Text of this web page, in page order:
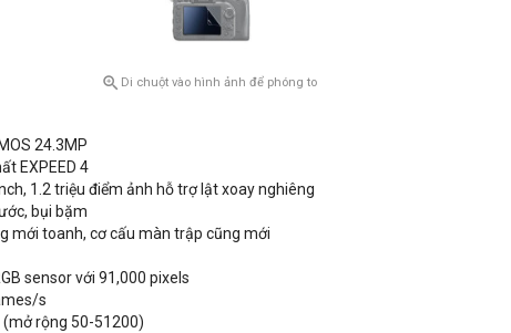
 Di chuột vào hình ảnh để phóng to
24.3MP
EXPEED 4
1.2 triệu điểm ảnh hỗ trợ lật xoay nghiêng
bụi bặm
mới toanh, cơ cấu màn trập cũng mới
sensor với 91,000 pixels
s
(mở rộng 50-51200)